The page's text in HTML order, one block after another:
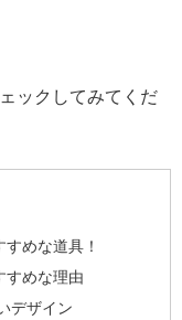
ックしてみてくだ
めな道具！
すめな理由
デザイン